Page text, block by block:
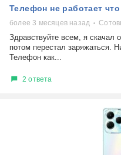
Телефон не работает
более 3 месяцев назад
Здравствуйте всем, я скачал
потом перестал заряжаться.
Телефон как...
2 ответа